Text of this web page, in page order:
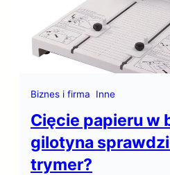
Biznes i firma Inne
Cięcie papieru w
gilotyna
trymer?